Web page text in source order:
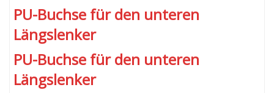
PU-Buchse für den unteren
Längslenker
PU-Buchse für den unteren
Längslenker